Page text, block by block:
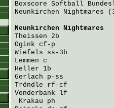
Boxscore Softball
Neunkirchen Nightmares
Neunkirchen Nightmares
Theissen
Ogink
Wiefels
Lemmen
Heller
Gerlach
Tröndle
Vonderbank lf
Krakau